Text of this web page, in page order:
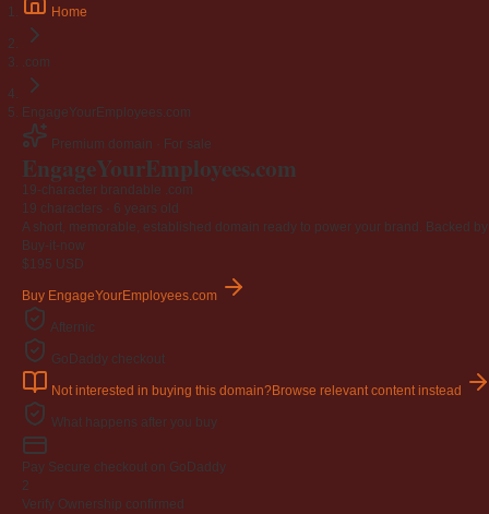
Home
.com
EngageYourEmployees.com
Premium domain · For sale
EngageYourEmployees.com
19-character brandable .com
19 characters · 6 years old
A short, memorable, established domain ready to power your brand. Backed
Buy-it-now
$195 USD
Buy EngageYourEmployees.com
Afternic
GoDaddy checkout
Not interested in buying this domain?Browse relevant content instead
What happens after you buy
Pay Secure checkout on GoDaddy
2
Verify Ownership confirmed